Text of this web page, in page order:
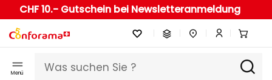
CHF 10.- Gutschein bei Newsletteranmeldung
Menü